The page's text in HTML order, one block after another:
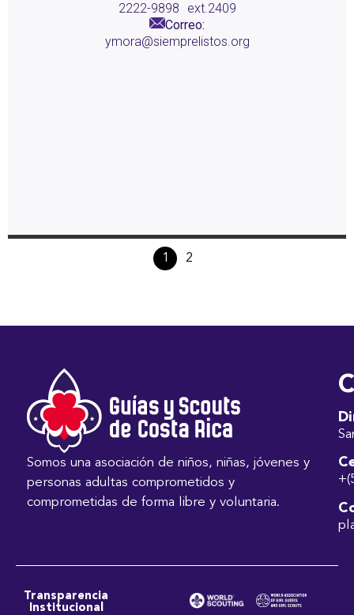
2222-9898
ext.2409
Correo:
ymora@siemprelistos.org
1 2
Somos una asociación de niños, niñas, jóvenes y
personas adultas comprometidos y
comprometidas de forma libre y voluntaria.
Transparencia
Institucional